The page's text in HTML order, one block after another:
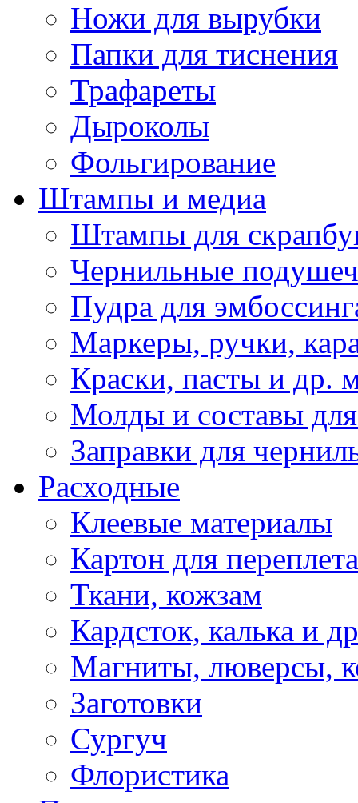
Ножи для вырубки
Папки для тиснения
Трафареты
Дыроколы
Фольгирование
Штампы и медиа
Штампы для
Чернильные
Пудра для
Маркеры, ручки,
Краски, пасты и др.
Молды и составы
Заправки для
Расходные
Клеевые материалы
Картон для переплета
Ткани, кожзам
Кардсток, калька и
Магниты, люверсы,
Заготовки
Сургуч
Флористика